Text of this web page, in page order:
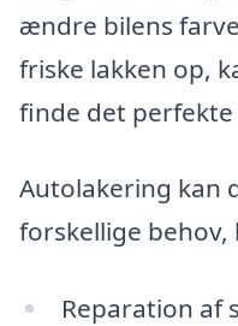
ændre bilens
friske lakken op,
finde det
Autolakering kan
forskellige behov,
Reparation af